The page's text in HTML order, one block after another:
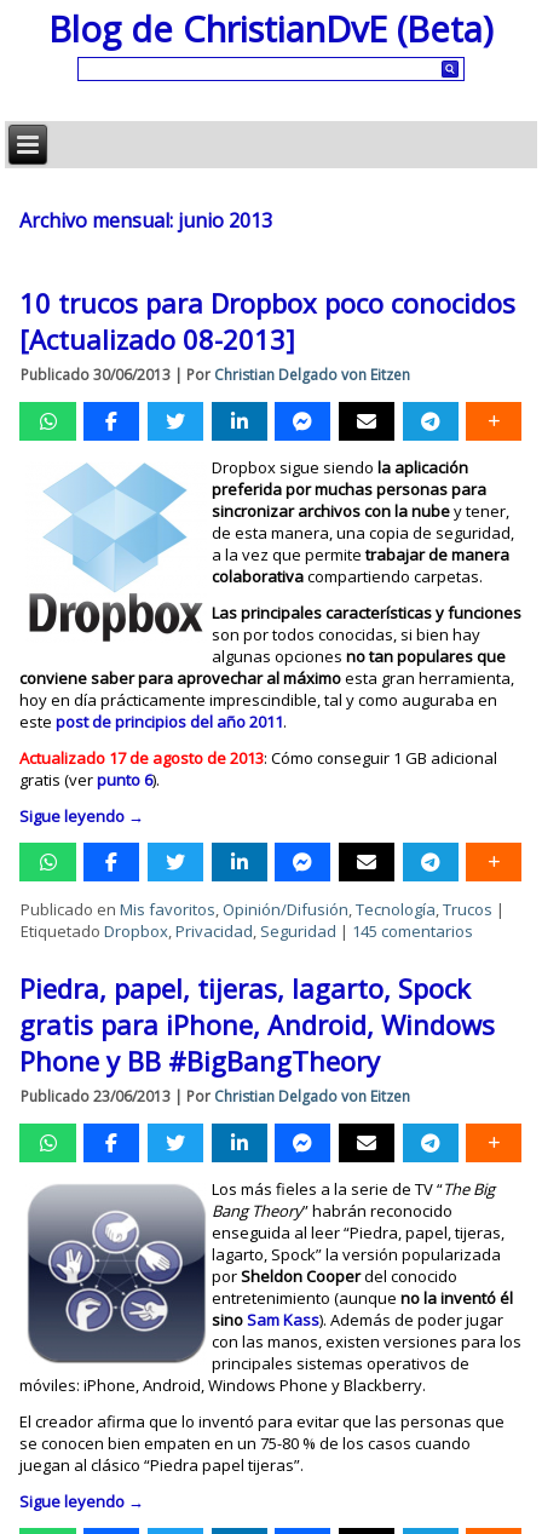
Blog de ChristianDvE (Beta)
Archivo mensual: junio 2013
10 trucos para Dropbox poco conocidos
[Actualizado 08-2013]
Publicado 30/06/2013 | Por Christian Delgado von Eitzen
Dropbox sigue siendo la aplicación
preferida por muchas personas para
sincronizar archivos con la nubey tener,
de esta manera, una copia de seguridad,
a la vez que permitetrabajar de manera
colaborativacompartiendo carpetas.
Las principales características y funciones
son por todos conocidas, si bien hay
algunas opciones no tan populares que
conviene saber para aprovechar al máximoesta gran herramienta,
hoy en día prácticamente imprescindible, tal y como auguraba en
estepost de principios del año 2011.
Actualizado 17 de agosto de 2013: Cómo conseguir 1 GB adicional
gratis (verpunto 6).
Sigue leyendo →
Publicado en Mis favoritos, Opinión/Difusión,Tecnología,Trucos |
Etiquetado Dropbox,Privacidad, Seguridad | 145 comentarios
Piedra, papel, tijeras, lagarto, Spock
gratis para iPhone, Android, Windows
Phone y BB #BigBangTheory
Publicado 23/06/2013 | Por Christian Delgado von Eitzen
Los más fieles a la serie de TV “The Big
Bang Theory” habrán reconocido
enseguida al leer “Piedra, papel, tijeras,
lagarto, Spock” la versión popularizada
porSheldon Cooperdel conocido
entretenimiento (aunque no la inventó él
sinoSam Kass). Además de poder jugar
con las manos, existen versiones para los
principales sistemas operativos de
móviles: iPhone, Android, Windows Phone y Blackberry.
El creador afirma que lo inventó para evitar que las personas que
se conocen bien empaten en un 75-80 % de los casos cuando
juegan al clásico “Piedra papel tijeras”.
Sigue leyendo →